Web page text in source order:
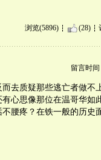
浏览(5896) (28)
留言时间
去质疑那些逃亡者做不
心思像那位在温哥华如
腰疼？在铁一般的历史